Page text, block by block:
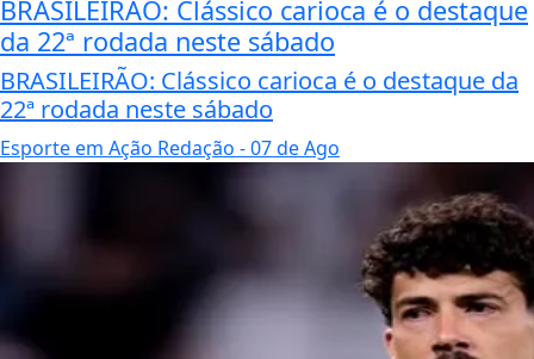
BRASILEIRÃO: Clássico carioca é o destaque
da 22ª rodada neste sábado
BRASILEIRÃO: Clássico carioca é o destaque da
22ª rodada neste sábado
Esporte em Ação Redação - 07 de Ago